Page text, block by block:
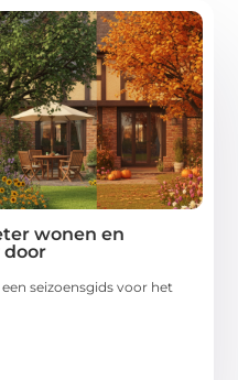
wonen en
door
seizoensgids voor het